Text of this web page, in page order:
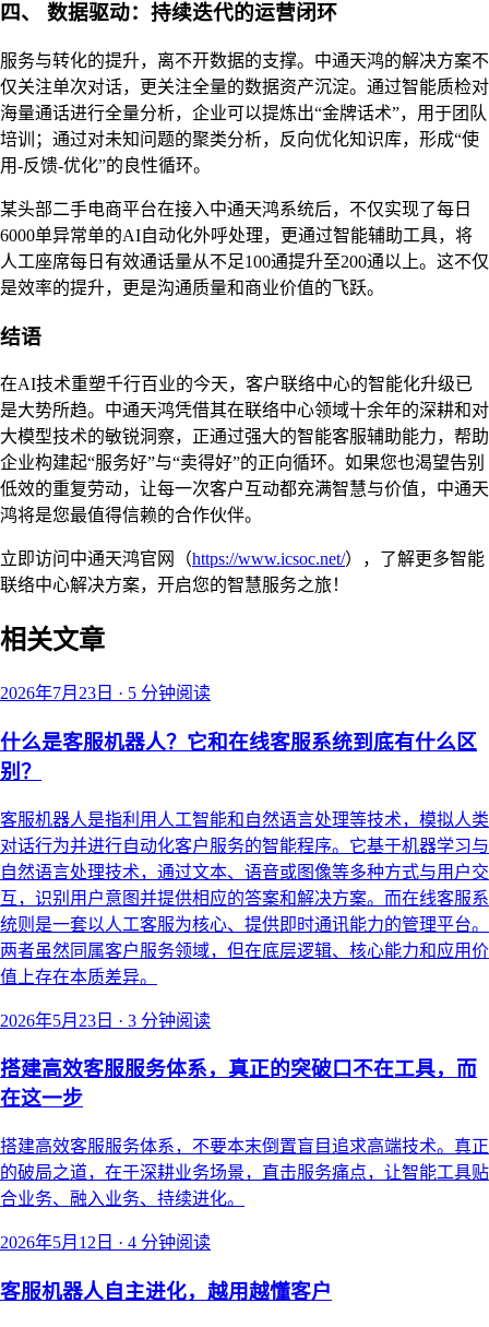
四、 数据驱动：持续迭代的运营闭环
服务与转化的提升，离不开数据的支撑。中通天鸿的解决方案不
仅关注单次对话，更关注全量的数据资产沉淀。通过智能质检对
海量通话进行全量分析，企业可以提炼出“金牌话术”，用于团队
培训；通过对未知问题的聚类分析，反向优化知识库，形成“使
用-反馈-优化”的良性循环。
某头部二手电商平台在接入中通天鸿系统后，不仅实现了每日
6000单异常单的AI自动化外呼处理，更通过智能辅助工具，将
人工座席每日有效通话量从不足100通提升至200通以上。这不仅
是效率的提升，更是沟通质量和商业价值的飞跃。
结语
在AI技术重塑千行百业的今天，客户联络中心的智能化升级已
是大势所趋。中通天鸿凭借其在联络中心领域十余年的深耕和对
大模型技术的敏锐洞察，正通过强大的智能客服辅助能力，帮助
企业构建起“服务好”与“卖得好”的正向循环。如果您也渴望告别
低效的重复劳动，让每一次客户互动都充满智慧与价值，中通天
鸿将是您最值得信赖的合作伙伴。
立即访问中通天鸿官网（https://www.icsoc.net/），了解更多智能
联络中心解决方案，开启您的智慧服务之旅！
相关文章
2026年7月23日 · 5 分钟阅读
什么是客服机器人？它和在线客服系统到底有什么区
别？
客服机器人是指利用人工智能和自然语言处理等技术，模拟人类
对话行为并进行自动化客户服务的智能程序。它基于机器学习与
自然语言处理技术，通过文本、语音或图像等多种方式与用户交
互，识别用户意图并提供相应的答案和解决方案。而在线客服系
统则是一套以人工客服为核心、提供即时通讯能力的管理平台。
两者虽然同属客户服务领域，但在底层逻辑、核心能力和应用价
值上存在本质差异。
2026年5月23日 · 3 分钟阅读
搭建高效客服服务体系，真正的突破口不在工具，而
在这一步
搭建高效客服服务体系，不要本末倒置盲目追求高端技术。真正
的破局之道，在于深耕业务场景，直击服务痛点，让智能工具贴
合业务、融入业务、持续进化。
2026年5月12日 · 4 分钟阅读
客服机器人自主进化，越用越懂客户